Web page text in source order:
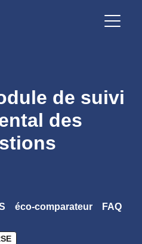
de suivi
des
éco-comparateur FAQ